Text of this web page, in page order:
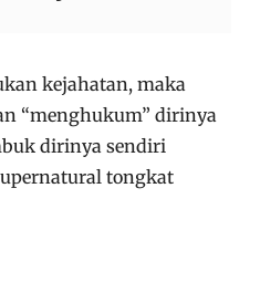
kejahatan, maka
“menghukum” dirinya
dirinya sendiri
tongkat